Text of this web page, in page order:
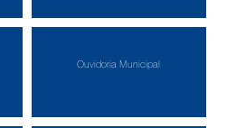
Ouvidoria Municipal